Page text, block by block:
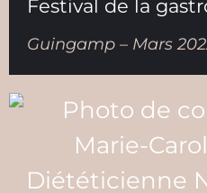
Festival de la
Guingamp – Mars